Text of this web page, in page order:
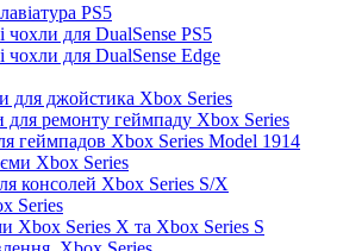
PS5
чохли для DualSense PS5
чохли для DualSense Edge
для джойстика Xbox Series
для ремонту геймпаду Xbox Series
геймпадов Xbox Series Model 1914
Xbox Series
консолей Xbox Series S/X
Series
Xbox Series X та Xbox Series S